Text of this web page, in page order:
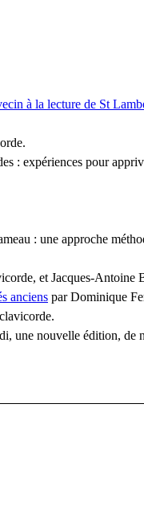
à la lecture de St
: expériences pour
: une approche
et Jacques-Antoine
anciens par Dominique
une nouvelle édition, de